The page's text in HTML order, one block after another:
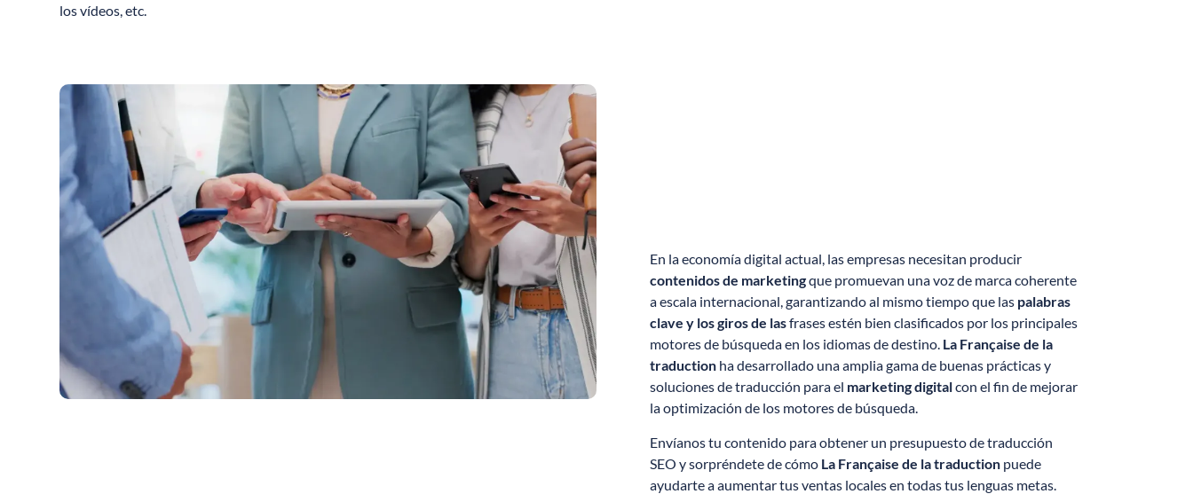
los vídeos, etc.
En la economía digital actual, las empresas necesitan producir
contenidos de marketingque promuevan una voz de marca coherente
a escala internacional, garantizando al mismo tiempo que las palabras
clave y los giros de lasfrases estén bien clasificados por los principales
motores de búsqueda en los idiomas de destino. La Française de la
traduction ha desarrollado una amplia gama de buenas prácticas y
soluciones de traducción para el marketing digitalcon el fin de mejorar
la optimización de los motores de búsqueda.
Envíanos tu contenido para obtener un presupuesto de traducción
SEO y sorpréndete de cómo La Française de la traduction puede
ayudarte a aumentar tus ventas locales en todas tus lenguas metas.